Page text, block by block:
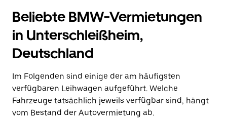
Beliebte BMW-Vermietungen
in Unterschleißheim,
Deutschland
Im Folgenden sind einige der am häufigsten
verfügbaren Leihwagen aufgeführt. Welche
Fahrzeuge tatsächlich jeweils verfügbar sind, hängt
vom Bestand der Autovermietung ab.